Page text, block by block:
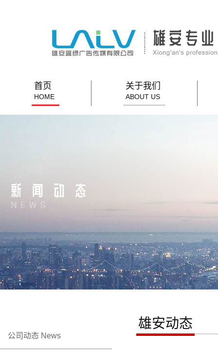
首页
HOME
关于我们
ABOUT US
公司动态 News
雄安动态